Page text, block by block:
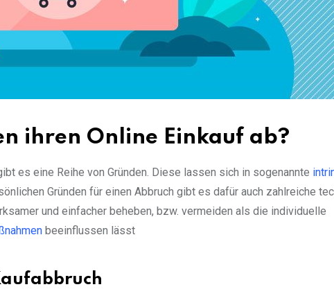
ihren Online Einkauf ab?
es eine Reihe von Gründen. Diese lassen sich in sogenannte
Gründen für einen Abbruch gibt es dafür auch zahlreiche
und einfacher beheben, bzw. vermeiden als die individuelle
beeinflussen lässt